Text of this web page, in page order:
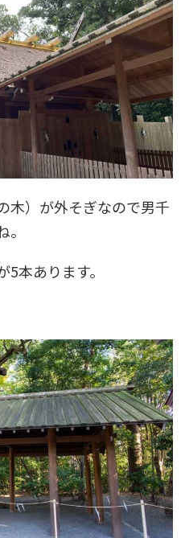
木）が外そぎなので男千
本あります。